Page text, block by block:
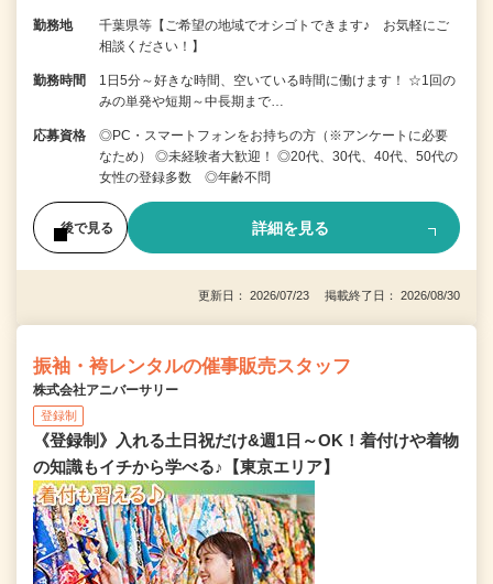
勤務地
千葉県等【ご希望の地域でオシゴトできます♪ お気軽にご
相談ください！】
勤務時間
1日5分～好きな時間、空いている時間に働けます！ ☆1回の
みの単発や短期～中長期まで…
応募資格
◎PC・スマートフォンをお持ちの方（※アンケートに必要
なため） ◎未経験者大歓迎！ ◎20代、30代、40代、50代の
女性の登録多数 ◎年齢不問
後で見る 詳細を見る
更新日： 2026/07/23 掲載終了日： 2026/08/30
振袖・袴レンタルの催事販売スタッフ
株式会社アニバーサリー
登録制
《登録制》入れる土日祝だけ&週1日～OK！着付けや着物
の知識もイチから学べる♪【東京エリア】